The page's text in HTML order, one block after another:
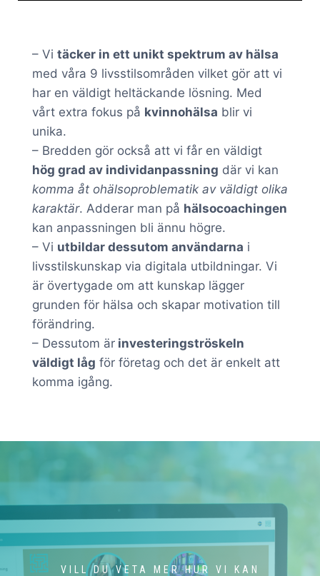
– Vi täcker in ett unikt spektrum av hälsa
med våra 9 livsstilsområden vilket gör att vi
har en väldigt heltäckande lösning. Med
vårt extra fokus på kvinnohälsa blir vi
unika.
– Bredden gör också att vi får en väldigt
hög grad av individanpassning där vi kan
komma åt ohälsoproblematik av väldigt olika
karaktär. Adderar man på hälsocoachingen
kan anpassningen bli ännu högre.
– Vi utbildar dessutom användarna i
livsstilskunskap via digitala utbildningar. Vi
är övertygade om att kunskap lägger
grunden för hälsa och skapar motivation till
förändring.
– Dessutom är investeringströskeln
väldigt låg för företag och det är enkelt att
komma igång.
VILL DU VETA MER HUR VI KAN